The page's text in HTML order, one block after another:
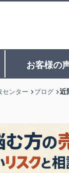
お客様の
センター ブログ 近